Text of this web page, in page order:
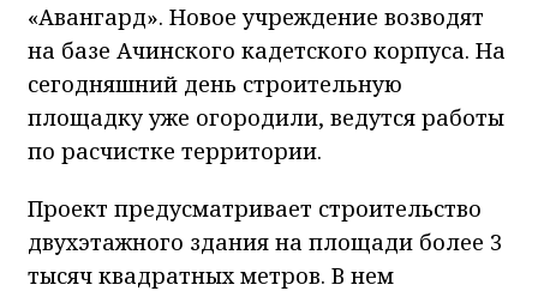
«Авангард». Новое учреждение возводят
на базе Ачинского кадетского корпуса. На
сегодняшний день строительную
площадку уже огородили, ведутся работы
по расчистке территории.
Проект предусматривает строительство
двухэтажного здания на площади более 3
тысяч квадратных метров. В нем